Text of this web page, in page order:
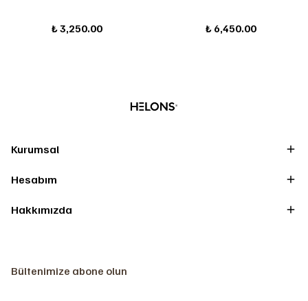
₺ 3,250.00 ₺ 6,450.00
Kurumsal
Hesabım
Hakkımızda
Bültenimize abone olun